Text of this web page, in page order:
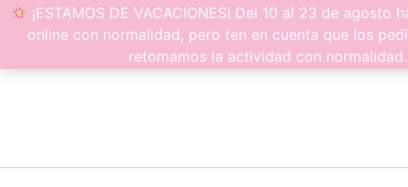
¡ESTAMOS DE VACACIONES! Del 10 al 23 de
online con normalidad, pero ten en cuenta que los
retomamos la actividad con